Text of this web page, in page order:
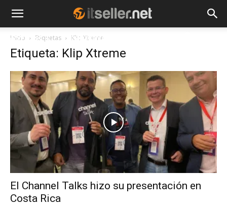
NOTICIAS TENDENCIAS
Inicio Etiquetas Klip Xtreme
Etiqueta: Klip Xtreme
El Channel Talks hizo su presentación en
Costa Rica